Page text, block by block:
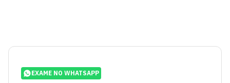
EXAME NO WHATSAPP